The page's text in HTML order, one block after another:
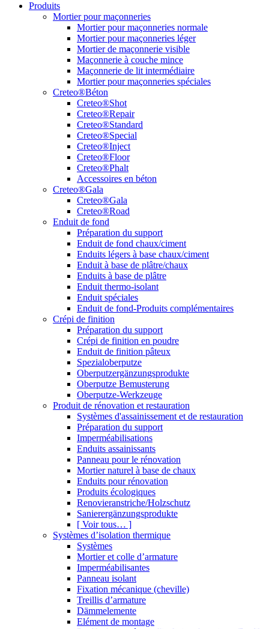
Produits
Mortier pour maçonneries
Mortier pour maçonneries normale
Mortier pour maçonneries léger
Mortier de maçonnerie visible
Maçonnerie à couche mince
Maçonnerie de lit intermédiaire
Mortier pour maçonneries spéciales
Creteo®Béton
Creteo®Shot
Creteo®Repair
Creteo®Standard
Creteo®Special
Creteo®Inject
Creteo®Floor
Creteo®Phalt
Accessoires en béton
Creteo®Gala
Creteo®Gala
Creteo®Road
Enduit de fond
Préparation du support
Enduit de fond chaux/ciment
Enduits légers à base chaux/ciment
Enduit à base de plâtre/chaux
Enduits à base de plâtre
Enduit thermo-isolant
Enduit spéciales
Enduit de fond-Produits complémentaires
Crépi de finition
Préparation du support
Crépi de finition en poudre
Enduit de finition pâteux
Spezialoberputze
Oberputzergänzungsprodukte
Oberputze Bemusterung
Oberputze-Werkzeuge
Produit de rénovation et restauration
Systèmes d'assainissement et de restauration
Préparation du support
Imperméabilisations
Enduits assainissants
Panneau pour le rénovation
Mortier naturel à base de chaux
Enduits pour rénovation
Produits écologiques
Renovieranstriche/Holzschutz
Sanierergänzungsprodukte
[ Voir tous… ]
Systèmes d’isolation thermique
Systèmes
Mortier et colle d’armature
Imperméabilisantes
Panneau isolant
Fixation mécanique (cheville)
Treillis d’armature
Dämmelemente
Elément de montage